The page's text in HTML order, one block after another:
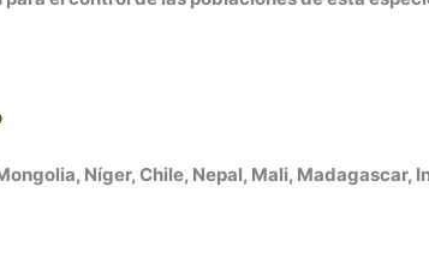
Níger, Chile, Nepal, Mali, Madagascar,